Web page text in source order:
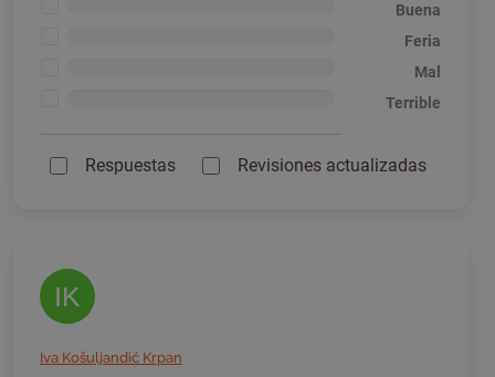
Buena
Feria
Mal
Terrible
Respuestas Revisiones actualizadas
IK
Iva Košuljandić Krpan